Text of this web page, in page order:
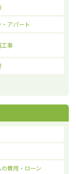
アパート
事
の費用・ローン